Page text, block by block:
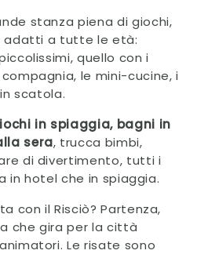
stanza piena di giochi,
adatti a tutte le età:
quello con i
le mini-cucine, i
scatola.
in spiaggia, bagni in
sera, trucca bimbi,
di divertimento, tutti i
in hotel che in spiaggia.
con il Risciò? Partenza,
che gira per la città
Le risate sono